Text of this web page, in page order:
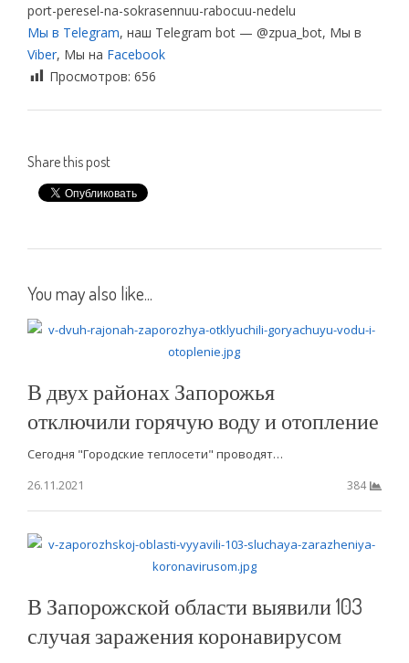
port-peresel-na-sokrasennuu-rabocuu-nedelu
Мы в Telegram, наш Telegram bot — @zpua_bot, Мы в
Viber, Мы на Facebook
Просмотров: 656
Share this post
You may also like...
В двух районах Запорожья
отключили горячую воду и отопление
Сегодня "Городские теплосети" проводят…
26.11.2021
384
В Запорожской области выявили 103
случая заражения коронавирусом